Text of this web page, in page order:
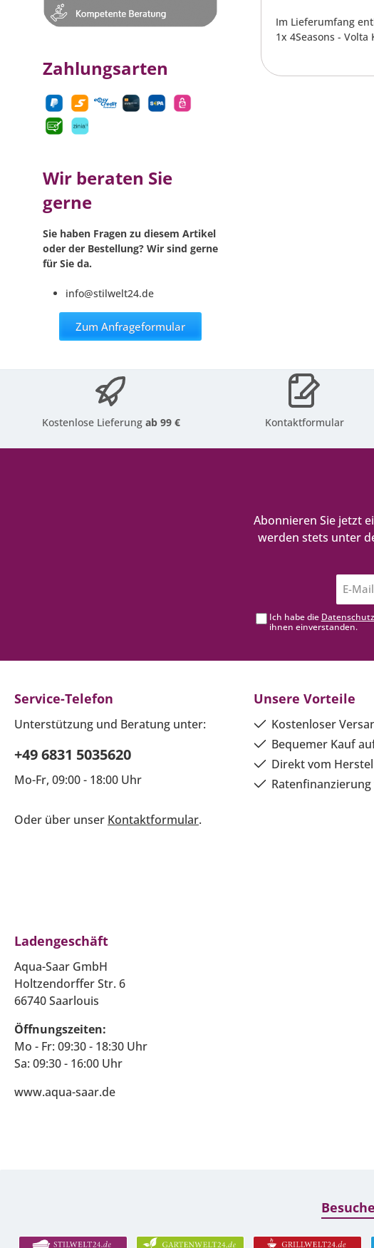
Zahlungsarten
Wir beraten Sie
gerne
Sie haben Fragen zu diesem Artikel
oder der Bestellung? Wir sind gerne
für Sie da.
info@stilwelt24.de
Zum Anfrageformular
Im Lieferumfang
1x 4Seasons -
Kostenlose Lieferungab 99 € Kontaktformular
Abonnieren Sie jetzt
werden stets unter
Ich habe die
ihnen einverstanden.
Service-Telefon
Unterstützung und Beratung unter:
+49 6831 5035620
Mo-Fr, 09:00 - 18:00 Uhr
Oder über unser Kontaktformular.
Unsere Vorteile
Kostenloser
Bequemer Kauf
Direkt vom
Ratenfinanzierung
Ladengeschäft
Aqua-Saar GmbH
Holtzendorffer Str. 6
66740 Saarlouis
Öffnungszeiten:
Mo - Fr: 09:30 - 18:30 Uhr
Sa: 09:30 - 16:00 Uhr
www.aqua-saar.de